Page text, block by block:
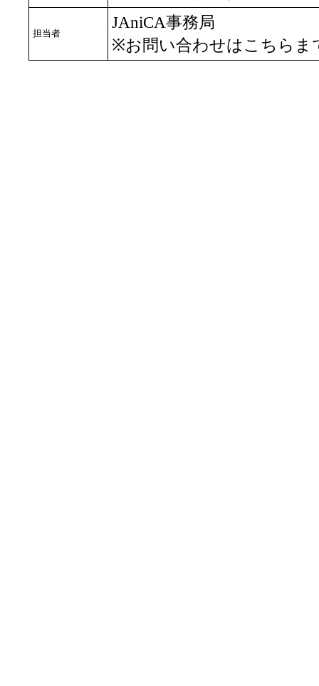
担当者
JAniCA事務局
※お問い合わせはこちらま